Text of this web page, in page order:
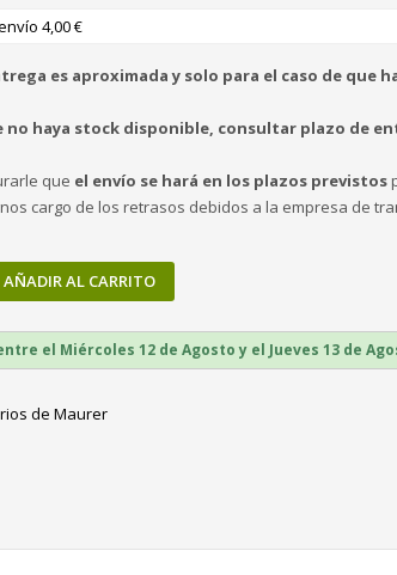
4,00 €
es aproximada y solo para el caso de que
no haya stock disponible, consultar plazo de
que el envío se hará en los plazos previstos
cargo de los retrasos debidos a la empresa de
AÑADIR AL CARRITO
el Miércoles 12 de Agosto y el Jueves 13 de
de Maurer